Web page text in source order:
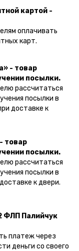
картой -
оплачивать
карт.
- товар
посылки.
рассчитаться
посылки в
доставке к
товар
посылки.
рассчитаться
посылки в
к двери.
ФЛП Палийчук
платеж через
деньги со своего